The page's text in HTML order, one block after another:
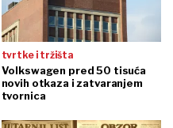
tvrtke i tržišta
Volkswagen pred 50 tisuća
novih otkaza i zatvaranjem
tvornica